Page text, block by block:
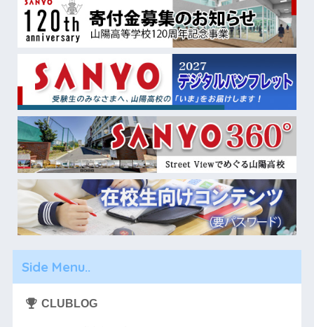
Side Menu..
CLUBLOG